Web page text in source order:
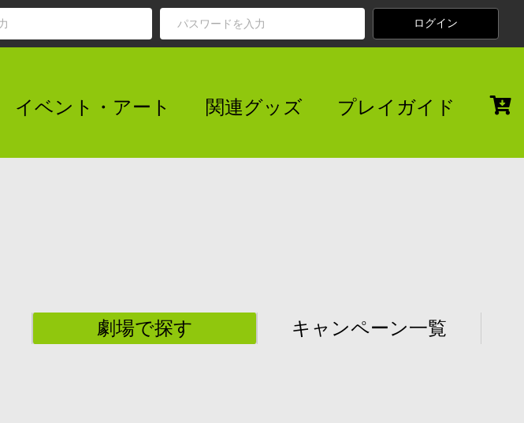
イベント・アート 関連グッズ プレイガイド
劇場で探す キャンペーン一覧